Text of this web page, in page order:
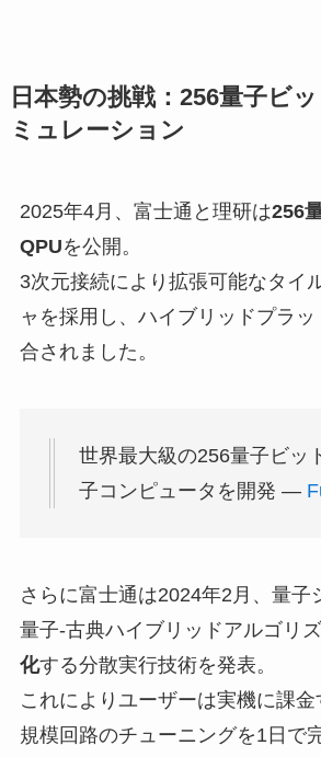
日本勢の挑戦：256量子ビ
ミュレーション
2025年4月、富士通と理研は256
QPUを公開。
3次元接続により拡張可能なタイ
ャを採用し、ハイブリッドプラ
合されました。
世界最大級の256量子ビッ
子コンピュータを開発 —
さらに富士通は2024年2月、量子
量子-古典ハイブリッドアルゴリ
化する分散実行技術を発表。
これによりユーザーは実機に課
規模回路のチューニングを1日で